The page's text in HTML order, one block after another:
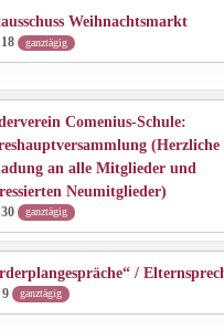
Weihnachtsmarkt
ganztägig
Comenius-Schule:
(Herzliche
an alle Mitglieder und
Neumitglieder)
ganztägig
/
ganztägig